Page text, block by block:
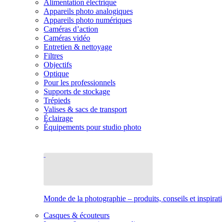
Alimentation électrique
Appareils photo analogiques
Appareils photo numériques
Caméras d’action
Caméras vidéo
Entretien & nettoyage
Filtres
Objectifs
Optique
Pour les professionnels
Supports de stockage
Trépieds
Valises & sacs de transport
Éclairage
Équipements pour studio photo
Monde de la photographie – produits, conseils et
Casques & écouteurs